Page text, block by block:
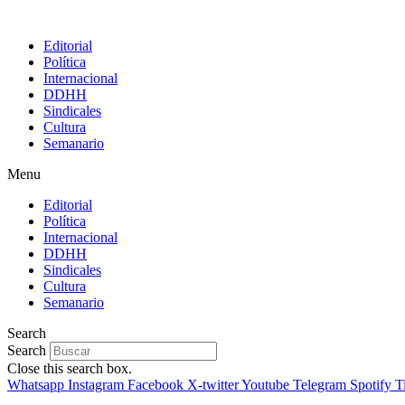
Editorial
Política
Internacional
DDHH
Sindicales
Cultura
Semanario
Menu
Editorial
Política
Internacional
DDHH
Sindicales
Cultura
Semanario
Search
Search
Close this search box.
Whatsapp Instagram Facebook X-twitterYoutube Telegram Spotify